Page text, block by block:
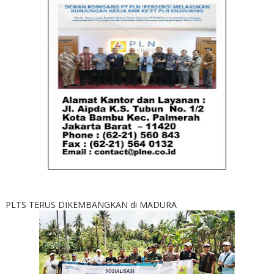
PLTS TERUS DIKEMBANGKAN di MADURA